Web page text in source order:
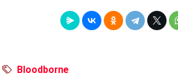
Bloodborne